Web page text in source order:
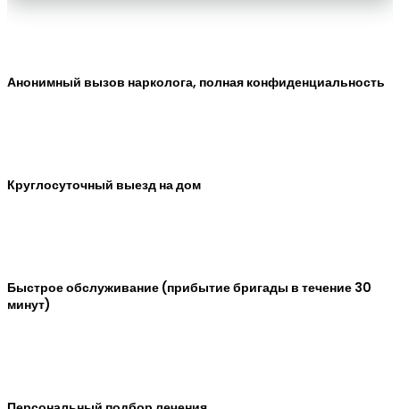
Анонимный вызов нарколога, полная конфиденциальность
Круглосуточный выезд на дом
Быстрое обслуживание (прибытие бригады в течение 30
минут)